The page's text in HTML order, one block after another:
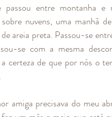
entre montanha
sobre nuvens, uma manhã
areia preta. Passou-se
se com a mesma
certeza de que por nós o
amiga precisava do meu